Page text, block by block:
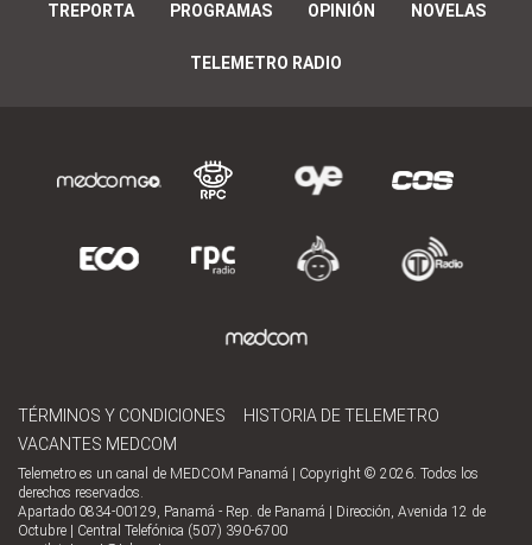
TREPORTA PROGRAMAS OPINIÓN NOVELAS
TELEMETRO RADIO
TÉRMINOS Y CONDICIONES
HISTORIA DE TELEMETRO
VACANTES MEDCOM
Telemetro es un canal de MEDCOM Panamá | Copyright © 2026. Todos los
derechos reservados.
Apartado 0834-00129, Panamá - Rep. de Panamá | Dirección, Avenida 12 de
Octubre | Central Telefónica (507) 390-6700